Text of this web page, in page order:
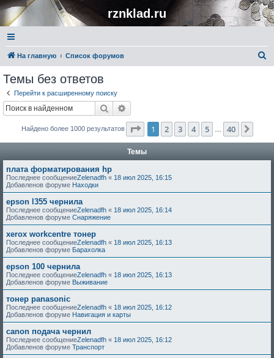
rznklad.ru
На главную Список форумов
Темы без ответов
Перейти к расширенному поиску
Поиск
Найдено более 1000 результатов Страница из 40
1 2 3 4 5 40
Темы
плата форматирования hp
Последнее сообщениеZelenadfh « 18 июл 2025, 16:15
Добавленов форуме Находки
epson l355 чернила
Последнее сообщениеZelenadfh « 18 июл 2025, 16:14
Добавленов форуме Снаряжение
xerox workcentre тонер
Последнее сообщениеZelenadfh « 18 июл 2025, 16:13
Добавленов форуме Барахолка
epson 100 чернила
Последнее сообщениеZelenadfh « 18 июл 2025, 16:13
Добавленов форуме Выживание
тонер panasonic
Последнее сообщениеZelenadfh « 18 июл 2025, 16:12
Добавленов форуме Навигация и карты
canon подача чернил
Последнее сообщениеZelenadfh « 18 июл 2025, 16:12
Добавленов форуме Транспорт